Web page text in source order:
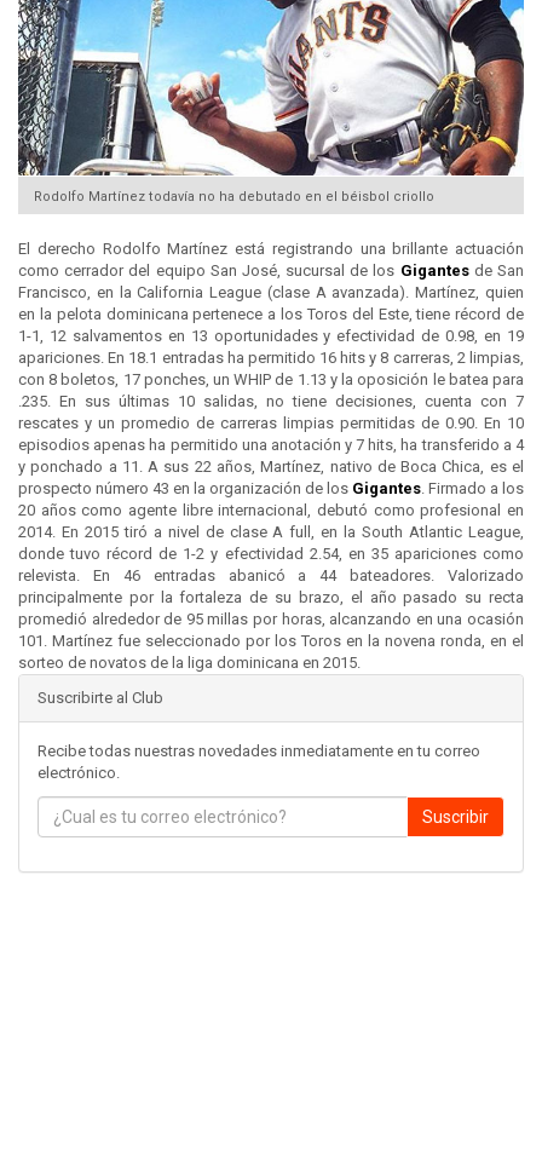
Rodolfo Martínez todavía no ha debutado en el béisbol criollo
El derecho Rodolfo Martínez está registrando una brillante actuación
como cerrador del equipo San José, sucursal de los Gigantesde San
Francisco, en la California League (clase A avanzada). Martínez, quien
en la pelota dominicana pertenece a los Toros del Este, tiene récord de
1-1, 12 salvamentos en 13 oportunidades y efectividad de 0.98, en 19
apariciones. En 18.1 entradas ha permitido 16 hits y 8 carreras, 2 limpias,
con 8 boletos, 17 ponches, un WHIP de 1.13 y la oposición le batea para
.235. En sus últimas 10 salidas, no tiene decisiones, cuenta con 7
rescates y un promedio de carreras limpias permitidas de 0.90. En 10
episodios apenas ha permitido una anotación y 7 hits, ha transferido a 4
y ponchado a 11. A sus 22 años, Martínez, nativo de Boca Chica, es el
prospecto número 43 en la organización de los Gigantes. Firmado a los
20 años como agente libre internacional, debutó como profesional en
2014. En 2015 tiró a nivel de clase A full, en la South Atlantic League,
donde tuvo récord de 1-2 y efectividad 2.54, en 35 apariciones como
relevista. En 46 entradas abanicó a 44 bateadores. Valorizado
principalmente por la fortaleza de su brazo, el año pasado su recta
promedió alrededor de 95 millas por horas, alcanzando en una ocasión
101. Martínez fue seleccionado por los Toros en la novena ronda, en el
sorteo de novatos de la liga dominicana en 2015.
Suscribirte al Club
Recibe todas nuestras novedades inmediatamente en tu correo
electrónico.
Suscribir